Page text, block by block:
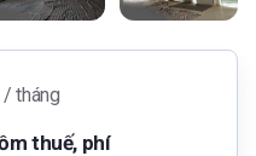
/ tháng
thuế, phí